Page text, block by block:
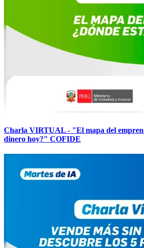
Charla VIRTUAL - "El mapa del
dinero hoy?" COFIDE